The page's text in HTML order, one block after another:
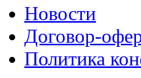
Новости
Договор-
Политика